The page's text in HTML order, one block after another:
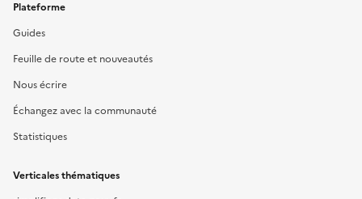
Plateforme
Guides
Feuille de route et nouveautés
Nous écrire
Échangez avec la communauté
Statistiques
Verticales thématiques